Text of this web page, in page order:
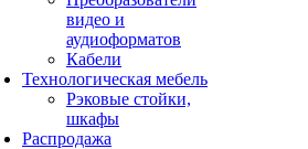
видео и
аудиоформатов
Кабели
Технологическая мебель
Рэковые стойки,
шкафы
Распродажа